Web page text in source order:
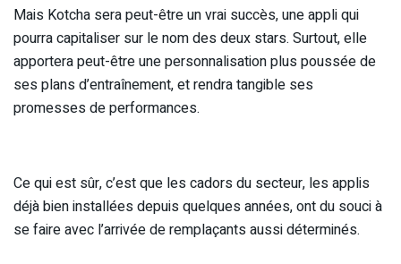
Mais Kotcha sera peut-être un vrai succès, une appli qui
pourra capitaliser sur le nom des deux stars. Surtout, elle
apportera peut-être une personnalisation plus poussée de
ses plans d’entraînement, et rendra tangible ses
promesses de performances.
Ce qui est sûr, c’est que les cadors du secteur, les applis
déjà bien installées depuis quelques années, ont du souci à
se faire avec l’arrivée de remplaçants aussi déterminés.